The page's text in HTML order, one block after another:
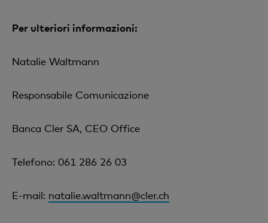
Per ulteriori informazioni:
Natalie Waltmann
Responsabile Comunicazione
Banca Cler SA, CEO Office
Telefono: 061 286 26 03
E-mail: natalie.waltmann@cler.ch